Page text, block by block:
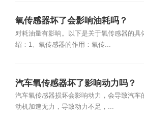
氧传感器坏了会影响油耗吗？
对耗油量有影响。以下是关于氧传感器的具
绍：1、氧传感器的作用：氧传...
汽车氧传感器坏了影响动力吗？
汽车氧传感器损坏会影响动力，会导致汽车
动机加速无力，导致动力不足，...